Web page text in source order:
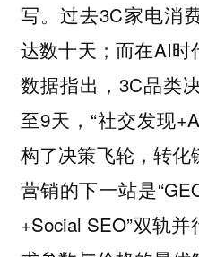
写。过去3C家电消
达数十天；而在AI时
数据指出，3C品类
至9天，“社交发现
构了决策飞轮，转
营销的下一站是
+Social SEO”双轨